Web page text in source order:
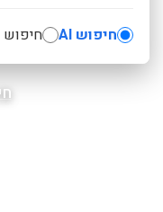
חיפוש AI חיפוש